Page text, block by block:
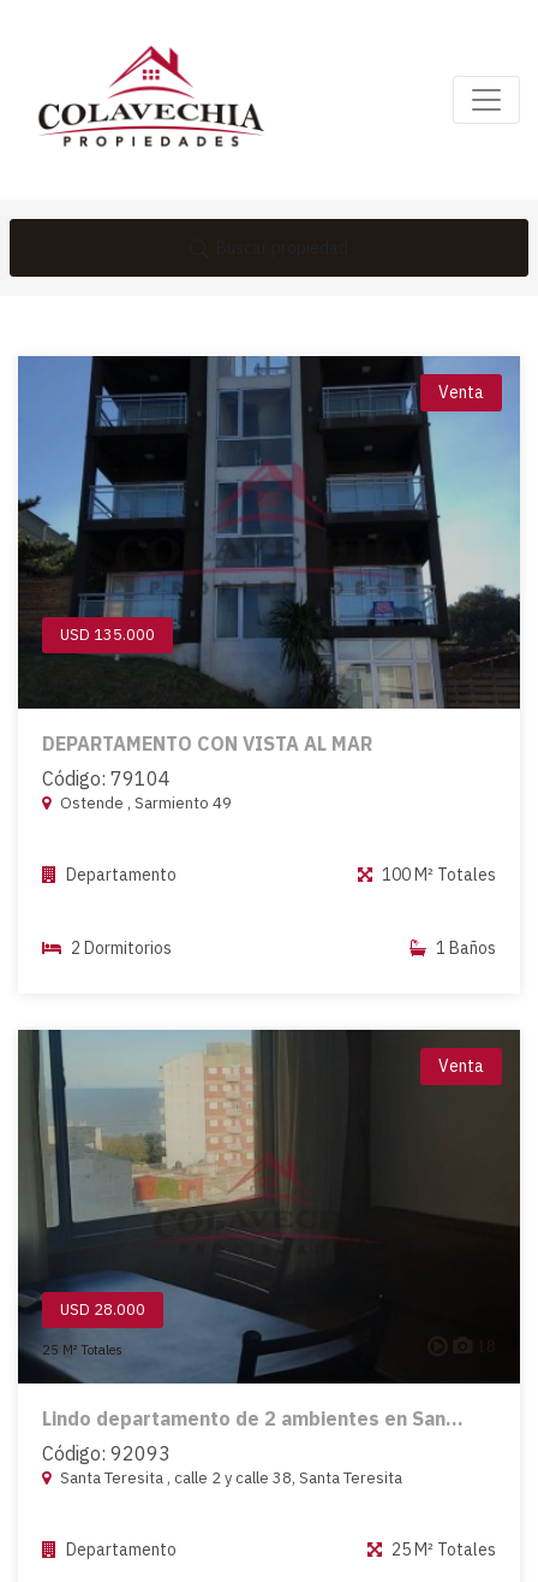
Venta
USD 135.000
19
DEPARTAMENTO CON VISTA AL MAR
Código: 79104
Ostende , Sarmiento 49
Departamento 100 M² Totales
2 Dormitorios 1 Baños
Venta
USD 28.000
25 M² Totales
Lindo departamento de 2 ambientes en San...
Código: 92093
Santa Teresita , calle 2 y calle 38, Santa Teresita
Departamento 25 M² Totales